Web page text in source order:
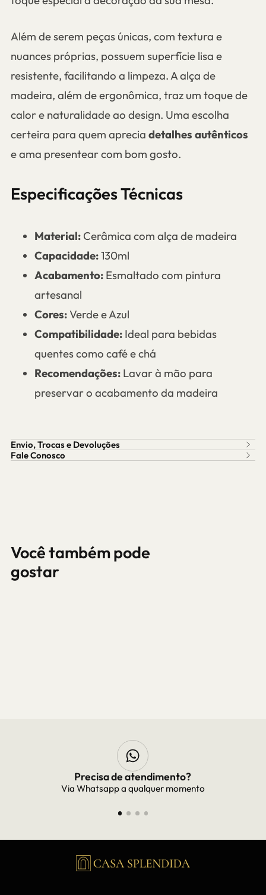
Além de serem peças únicas, com textura e
nuances próprias, possuem superfície lisa e
resistente, facilitando a limpeza. A alça de
madeira, além de ergonômica, traz um toque de
calor e naturalidade ao design. Uma escolha
certeira para quem aprecia detalhes autênticos
e ama presentear com bom gosto.
Especificações Técnicas
Material:Cerâmica com alça de madeira
Capacidade:130ml
Acabamento:Esmaltado com pintura
artesanal
Cores:Verde e Azul
Compatibilidade:Ideal para bebidas
quentes como café e chá
Recomendações:Lavar à mão para
preservar o acabamento da madeira
Envio, Trocas e Devoluções
Fale Conosco
Você também pode
gostar
Frete Grátis
Frete grátis para todo Brasil